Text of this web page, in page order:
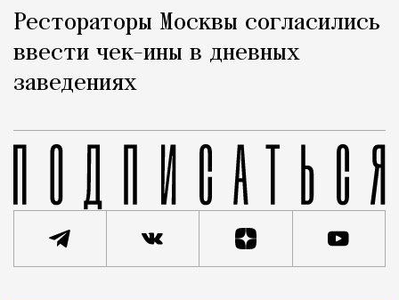
Рестораторы Москвы согласились
ввести чек-ины в дневных
заведениях